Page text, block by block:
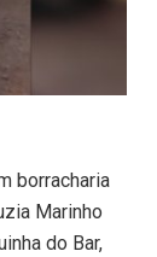
borracharia
Marinho
do Bar,